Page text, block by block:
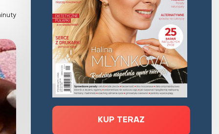
koncentracji
Zaburzenia psychiczne i choroby
układu nerwowego
Zaburzenie mikrobioty jelitowej
Choroby od A do Z
KUP TERAZ